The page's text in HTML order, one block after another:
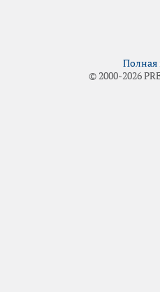
Полная
© 2000-2026